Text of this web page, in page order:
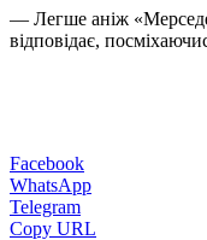
— Легше аніж
відповідає,
Facebook
WhatsApp
Telegram
Copy URL